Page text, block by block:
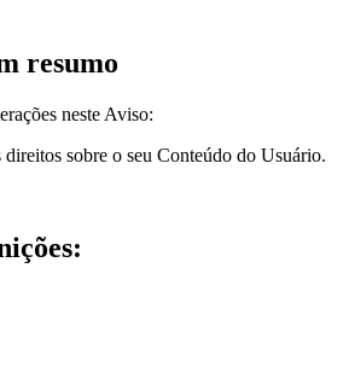
resumo
neste Aviso:
direitos sobre o seu Conteúdo do Usuário.